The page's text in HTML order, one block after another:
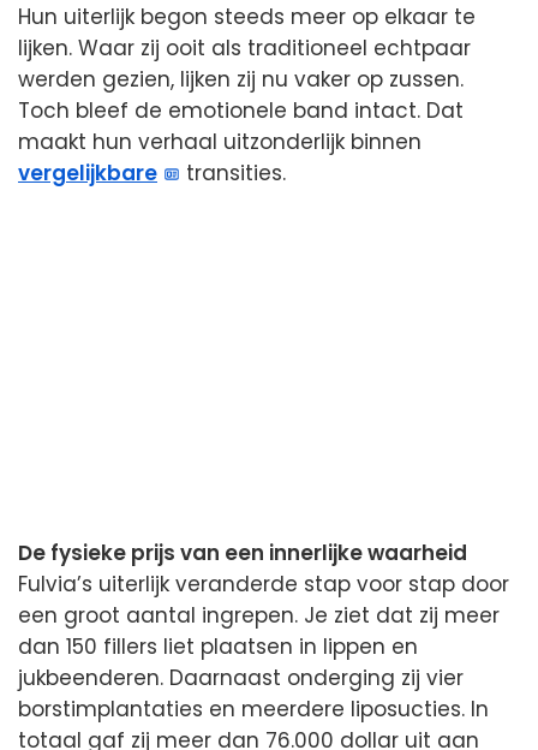
Hun uiterlijk begon steeds meer op elkaar te
lijken. Waar zij ooit als traditioneel echtpaar
werden gezien, lijken zij nu vaker op zussen.
Toch bleef de emotionele band intact. Dat
maakt hun verhaal uitzonderlijk binnen
vergelijkbare
transities.
De fysieke prijs van een innerlijke waarheid
Fulvia’s uiterlijk veranderde stap voor stap door
een groot aantal ingrepen. Je ziet dat zij meer
dan 150 fillers liet plaatsen in lippen en
jukbeenderen. Daarnaast onderging zij vier
borstimplantaties en meerdere liposucties. In
totaal gaf zij meer dan 76.000 dollar uit aan